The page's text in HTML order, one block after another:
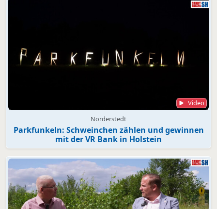
Video
Norderstedt
Parkfunkeln: Schweinchen zählen und gewinnen
mit der VR Bank in Holstein